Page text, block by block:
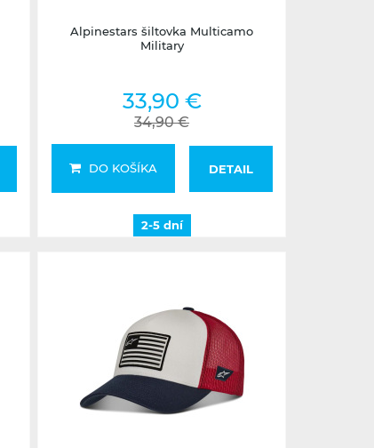
Alpinestars šiltovka Multicamo
Military
33,90 €
34,90 €
DO KOŠÍKA DETAIL
2-5 dní